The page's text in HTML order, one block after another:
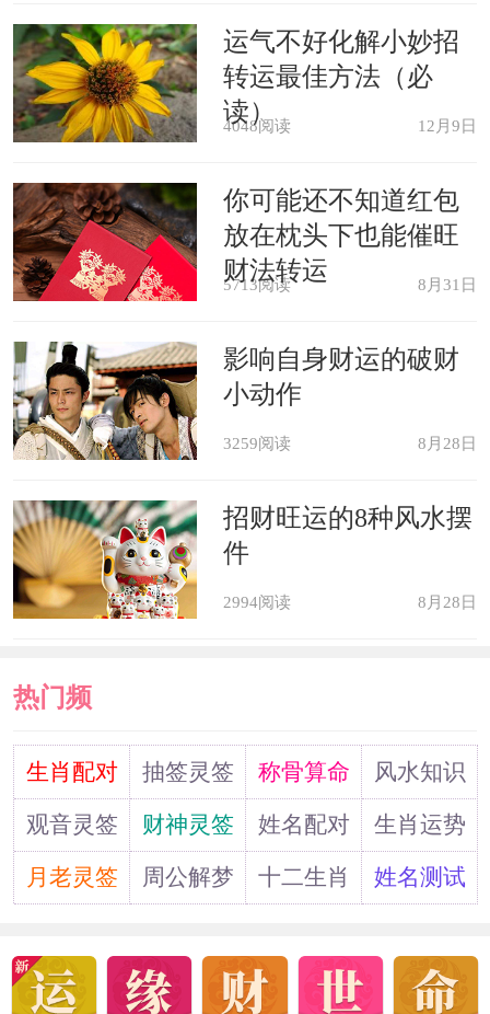
2022年属马人在人际关系方面会非
常的好，利于项目合作，利于官方项
常做事情的时候容易得到贵人的关照和
扶持，利于升职加薪，利于考试考核，
利于高级职位的竞争。容易得到政策的
倾斜和照顾，可以说和高层的力量或是
权势相处得很融洽，各种机遇和福利等
着属马人去拿。
属蛇人
属蛇人在2022年下半年的时候，受
太岁金局，长生者源源不断的动力原
国印祝寿健康平安运势大吉，国印大贵
人落在的寿元宫，护健康保平安，防止
意外灾祸，保护健康平安运势。 姻宫遇
到岁合旺婚，保护婚姻宫催姻缘旺桃
花，单身女命桃花运旺，利于结婚生子;
已婚女命婚姻幸福美满，生活多姿多
运气不好化解小妙招
转运最佳方法（必
读）
4048阅读 12月9日
你可能还不知道红包
放在枕头下也能催旺
财法转运
5713阅读 8月31日
影响自身财运的破财
小动作
3259阅读 8月28日
招财旺运的8种风水摆
件
2994阅读 8月28日
热门频
道生肖配对 抽签灵签 称骨算命
风水知识
观音灵签
财神灵签 姓名配对
生肖运势
月老灵签
周公解梦 十二生肖 姓名测试